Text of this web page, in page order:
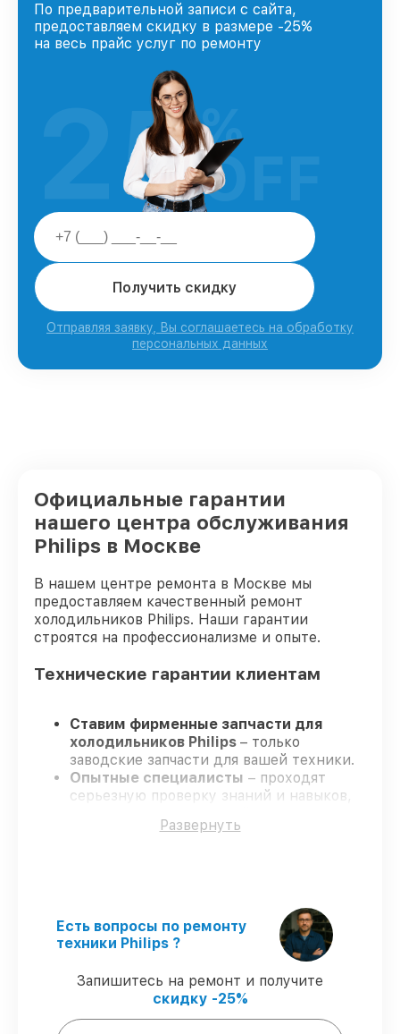
По предварительной записи с сайта,
предоставляем скидку в размере -25%
на весь прайс услуг по ремонту
Получить скидку
Отправляя заявку, Вы соглашаетесь на обработку
персональных данных
25%
OFF
Официальные гарантии
нашего центра обслуживания
Philips в Москве
В нашем центре ремонта в Москве мы
предоставляем качественный ремонт
холодильников Philips. Наши гарантии
строятся на профессионализме и опыте.
Технические гарантии клиентам
Ставим фирменные запчасти для
холодильников Philips – только
заводские запчасти для вашей техники.
Опытные специалисты – проходят
серьезную проверку знаний и навыков,
и запчасти для холодильников Philips
предоставляется длительная гарантия.
Мы гарантируем:
Развернуть
Есть вопросы по ремонту
техники Philips ?
Запишитесь на ремонт и получите
скидку -25%